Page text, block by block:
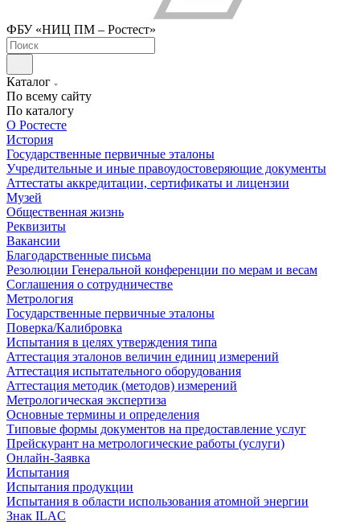
ФБУ «НИЦ ПМ – Ростест»
Каталог
По всему сайту
По каталогу
О Ростесте
История
Государственные первичные эталоны
Учредительные и иные правоудостоверяющие документы
Аттестаты аккредитации, сертификаты и лицензии
Музей
Общественная жизнь
Реквизиты
Вакансии
Благодарственные письма
Резолюции Генеральной конференции по мерам и весам
Соглашения о сотрудничестве
Метрология
Государственные первичные эталоны
Поверка/Калибровка
Испытания в целях утверждения типа
Аттестация эталонов величин единиц измерений
Аттестация испытательного оборудования
Аттестация методик (методов) измерений
Метрологическая экспертиза
Основные термины и определения
Типовые формы документов на предоставление услуг
Прейскурант на метрологические работы (услуги)
Онлайн-Заявка
Испытания
Испытания продукции
Испытания в области использования атомной энергии
Знак ILAC